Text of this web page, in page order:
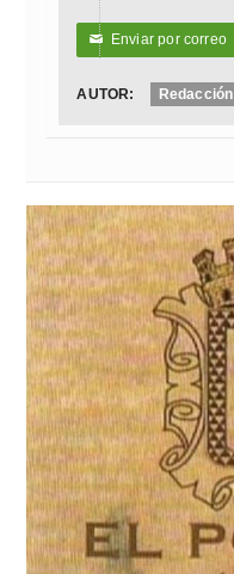
✉ Enviar por correo
AUTOR: Redacción